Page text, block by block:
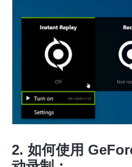
第 3 步。
2. 如何使用